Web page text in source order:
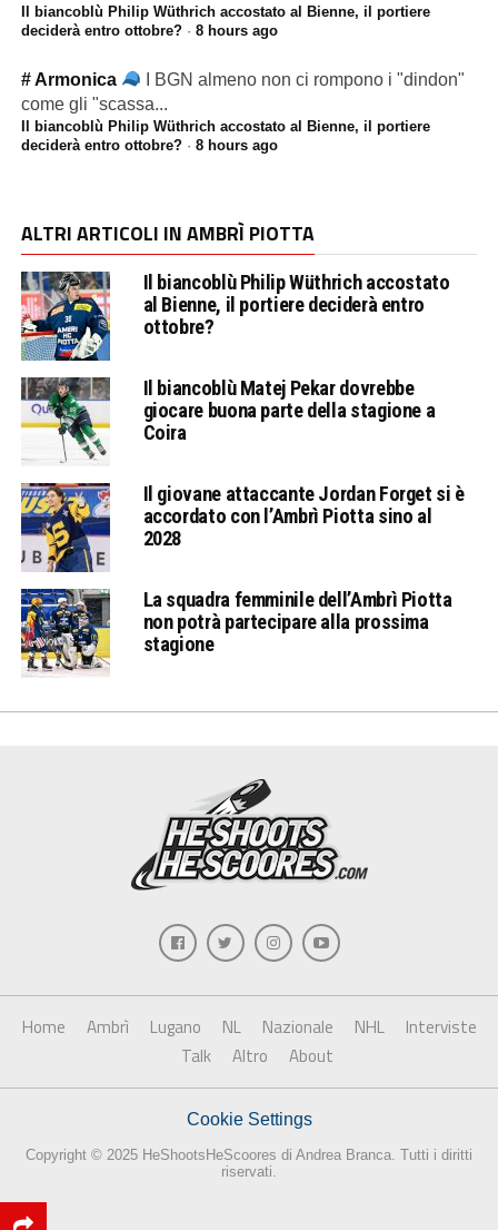
Il biancoblù Philip Wüthrich accostato al Bienne, il portiere
deciderà entro ottobre?· 8 hours ago
# Armonica
I BGN almeno non ci rompono i "dindon"
come gli "scassa...
Il biancoblù Philip Wüthrich accostato al Bienne, il portiere
deciderà entro ottobre?· 8 hours ago
ALTRI ARTICOLI IN AMBRÌ PIOTTA
Il biancoblù Philip Wüthrich accostato
al Bienne, il portiere deciderà entro
ottobre?
Il biancoblù Matej Pekar dovrebbe
giocare buona parte della stagione a
Coira
Il giovane attaccante Jordan Forget si è
accordato con l’Ambrì Piotta sino al
2028
La squadra femminile dell’Ambrì Piotta
non potrà partecipare alla prossima
stagione
Home Ambrì Lugano NL Nazionale NHL
Interviste
Talk
Altro About
Cookie Settings
Copyright © 2025 HeShootsHeScoores di Andrea Branca. Tutti i diritti
riservati.